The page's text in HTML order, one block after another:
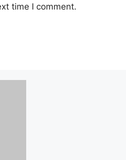
time I comment.